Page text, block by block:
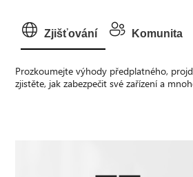
Zjišťování Komunita
Prozkoumejte výhody předplatného,
zjistěte, jak zabezpečit své zařízení a